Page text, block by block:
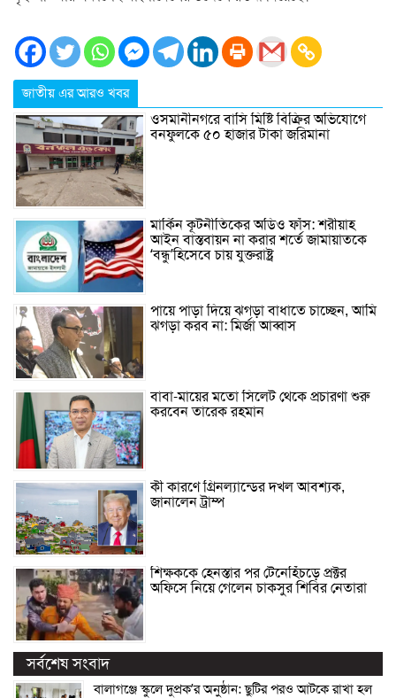
জাতীয় এর আরও খবর
ওসমানীনগরে বাসি মিষ্টি বিক্রির অভিযোগে
বনফুলকে ৫০ হাজার টাকা জরিমানা
মার্কিন কূটনীতিকের অডিও ফাঁস: শরীয়াহ
আইন বাস্তবায়ন না করার শর্তে জামায়াতকে
‘বন্ধু’হিসেবে চায় যুক্তরাষ্ট্র
পায়ে পাড়া দিয়ে ঝগড়া বাধাতে চাচ্ছেন, আমি
ঝগড়া করব না: মির্জা আব্বাস
বাবা-মায়ের মতো সিলেট থেকে প্রচারণা শুরু
করবেন তারেক রহমান
কী কারণে গ্রিনল্যান্ডের দখল আবশ্যক,
জানালেন ট্রাম্প
শিক্ষককে হেনস্তার পর টেনেহিঁচড়ে প্রক্টর
অফিসে নিয়ে গেলেন চাকসুর শিবির নেতারা
সর্বশেষ সংবাদ
বালাগঞ্জে স্কুলে দুপ্রক’র অনুষ্ঠান: ছুটির পরও আটকে রাখা হল